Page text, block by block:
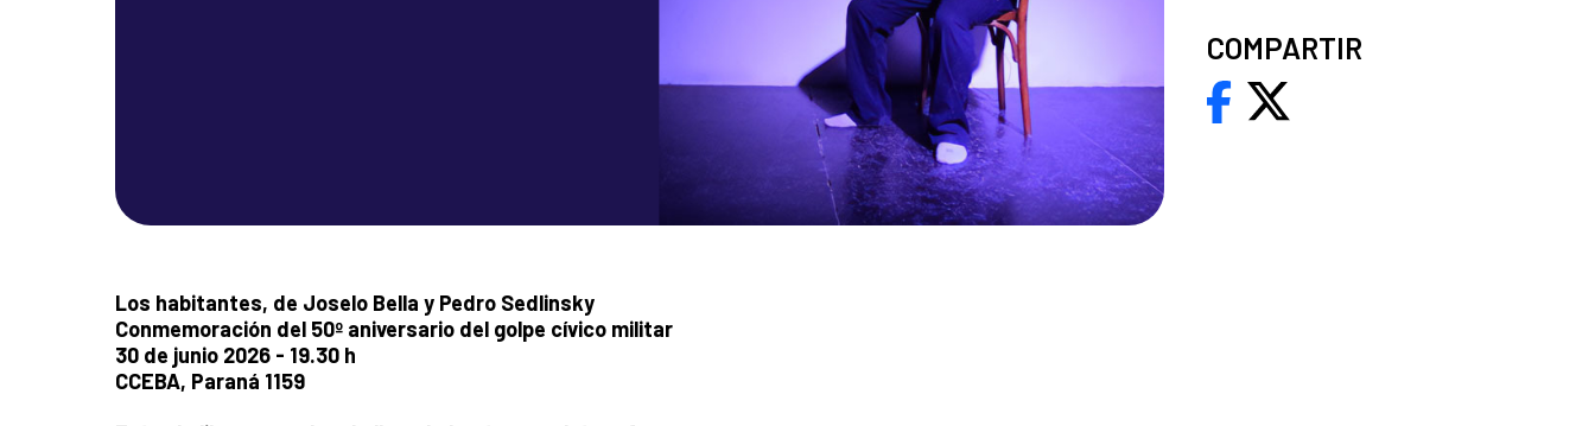
Los habitantes, de Joselo Bella y Pedro Sedlinsky
Conmemoración del 50º aniversario del golpe cívico militar
30 de junio 2026 - 19.30 h
CCEBA, Paraná 1159
COMPARTIR